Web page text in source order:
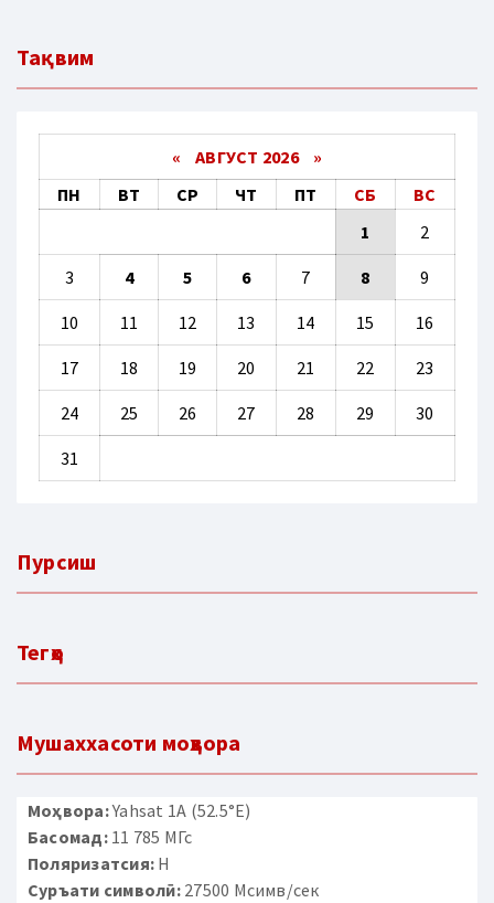
Тақвим
« АВГУСТ 2026 »
ПН
ВТ СР ЧТ ПТ СБ
ВС
1
2
3 4 5 6 7 8 9
10 11 12 13 14 15 16
17 18 19 20 21 22 23
24 25 26 27 28 29 30
31
Пурсиш
Тегҳо
Мушаххасоти моҳвора
Моҳвора:Yahsat 1A (52.5°E)
Басомад:11 785 МГс
Поляризатсия: H
Суръати символӣ:27500 Мсимв/сек